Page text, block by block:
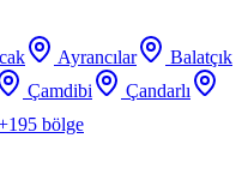
Ayrancılar
Balatçık
Çamdibi
Çandarlı
195 bölge